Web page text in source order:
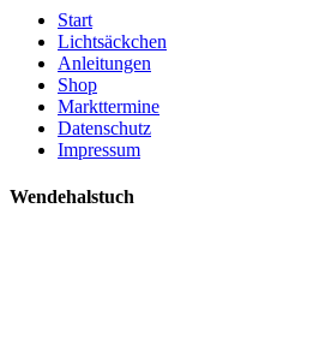
Start
Lichtsäckchen
Anleitungen
Shop
Markttermine
Datenschutz
Impressum
Wendehalstuch